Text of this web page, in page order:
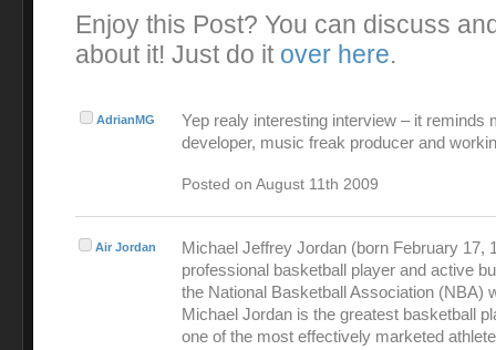
Enjoy this Post? You can discuss
about it! Just do it over here.
AdrianMG
Yep realy interesting interview – it reminds
developer, music freak producer and
Posted on August 11th 2009
Air Jordan
Michael Jeffrey Jordan (born February 17,
professional basketball player and active
the National Basketball Association (NBA)
Michael Jordan is the greatest basketball
one of the most effectively marketed